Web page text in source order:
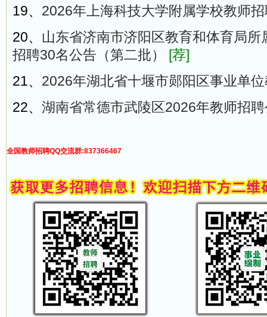
19、 2026年上海科技大学附属学校教师
20、 山东省济南市济阳区教育和体育局所
招聘30名公告（第二批）
[荐]
21、 2026年湖北省十堰市郧阳区事业单
22、 湖南省常德市武陵区2026年教师招
全国教师招聘QQ交流群:837366467